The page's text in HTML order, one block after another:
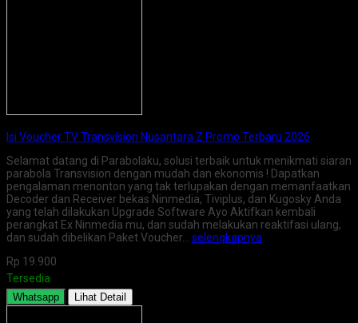
Isi Voucher TV Transvision Nusantara Z Promo Terbaru 2026
Selamat datang di Parabolaku, solusi terbaik untuk menikmati siaran
parabola Transvision dengan mudah dan ekonomis ! Dapatkan
pengalaman menonton yang tak terlupakan dengan memanfaatkan
Decoder dan Receiver bekas Ninmedia, Tiviplus, dan Kugosky Anda
yang telah dilakukan Upgrade Software Ayo Aktifkan kembali
perangkat Ex Ninmedia mu, dan sudah melakukan reaktifasi ulang,
dan sudah dibelikan Paket Voucher… selengkapnya
Rp 19.900
Tersedia
Whatsapp Lihat Detail